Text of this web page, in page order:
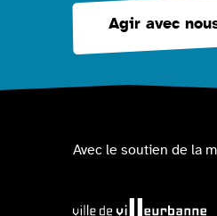
Agir avec
Avec le soutien de la